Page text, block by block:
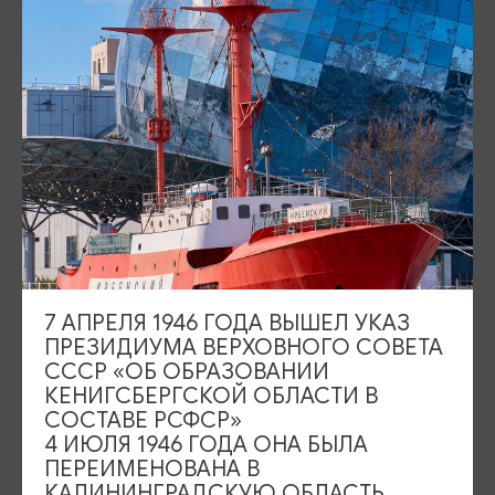
Площадь Победы, 1Закрыто
ул. Октябрьская, 2/3Закрыто
События
Туры и экскурсии
Где поесть
Чем заняться
Где остановиться
О путешествии в КО
Туристический центр
Подпишитесь на рассылку
7 АПРЕЛЯ 1946 ГОДА ВЫШЕЛ УКАЗ
ПРЕЗИДИУМА ВЕРХОВНОГО СОВЕТА
СССР «ОБ ОБРАЗОВАНИИ
КЕНИГСБЕРГСКОЙ ОБЛАСТИ В
СОСТАВЕ РСФСР»
4 ИЮЛЯ 1946 ГОДА ОНА БЫЛА
ПЕРЕИМЕНОВАНА В